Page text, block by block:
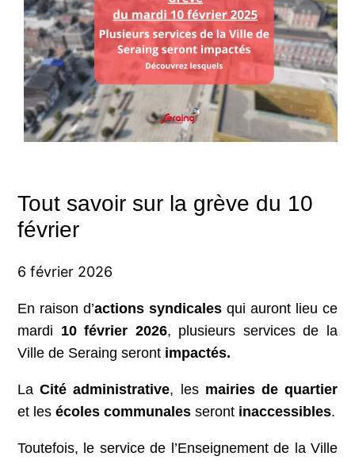
Tout savoir sur la grève du 10
février
6 février 2026
En raison d’actions syndicales qui auront lieu ce
mardi 10 février 2026, plusieurs services de la
Ville de Seraing seront impactés.
LaCité administrative, les mairies de quartier
et les écoles communales seront inaccessibles.
Toutefois, le service de l’Enseignement de la Ville